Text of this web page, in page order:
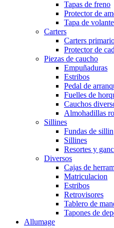
Tapas de freno
Protector de
Tapa de
Carters
Carters
Protector de
Piezas de caucho
Empuñaduras
Estribos
Pedal de
Fuelles de
Cauchos
Almohadillas
Sillines
Fundas de sillin
Sillines
Resortes y
Diversos
Cajas de
Matriculacion
Estribos
Retrovisores
Tablero de
Tapones de
Allumage